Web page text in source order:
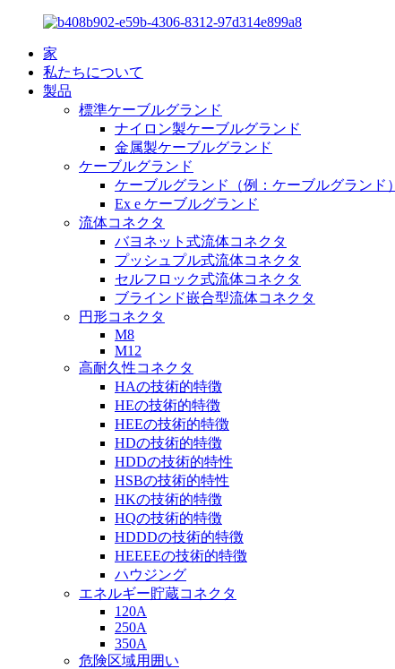
家
私たちについて
製品
標準ケーブルグランド
ナイロン製ケーブルグランド
金属製ケーブルグランド
ケーブルグランド
ケーブルグランド（例：ケーブルグランド）
Ex e ケーブルグランド
流体コネクタ
バヨネット式流体コネクタ
プッシュプル式流体コネクタ
セルフロック式流体コネクタ
ブラインド嵌合型流体コネクタ
円形コネクタ
M8
M12
高耐久性コネクタ
HAの技術的特徴
HEの技術的特徴
HEEの技術的特徴
HDの技術的特徴
HDDの技術的特性
HSBの技術的特性
HKの技術的特徴
HQの技術的特徴
HDDDの技術的特徴
HEEEEの技術的特徴
ハウジング
エネルギー貯蔵コネクタ
120A
250A
350A
危険区域用囲い